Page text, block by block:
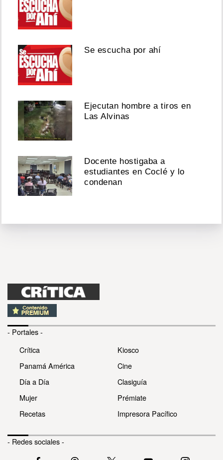
Se escucha por ahí
Ejecutan hombre a tiros en
Las Alvinas
Docente hostigaba a
estudiantes en Coclé y lo
condenan
- Portales -
Crítica
Panamá América
Día a Día
Mujer
Recetas
Kiosco
Cine
Clasiguía
Prémiate
Impresora Pacífico
- Redes sociales -